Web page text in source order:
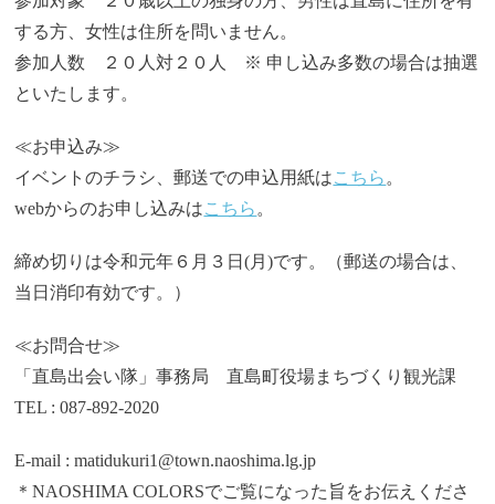
する方、女性は住所を問いません。
参加人数 ２０人対２０人 ※ 申し込み多数の場合は抽選
といたします。
≪お申込み≫
イベントのチラシ、郵送での申込用紙はこちら 。
webからのお申し込みはこちら 。
締め切りは令和元年６月３日(月)です。（郵送の場合は、
当日消印有効です。）
≪お問合せ≫
「直島出会い隊」事務局 直島町役場まちづくり観光課
TEL : 087-892-2020
E-mail : matidukuri1@town.naoshima.lg.jp
＊NAOSHIMA COLORSでご覧になった旨をお伝えくださ